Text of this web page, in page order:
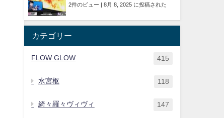
2件のビュー | 8月 8, 2025 に投稿された
カテゴリー
FLOW GLOW 415
水宮枢 118
綺々羅々ヴィヴィ 147